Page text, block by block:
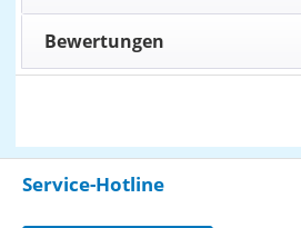
Bewertungen
Service-Hotline